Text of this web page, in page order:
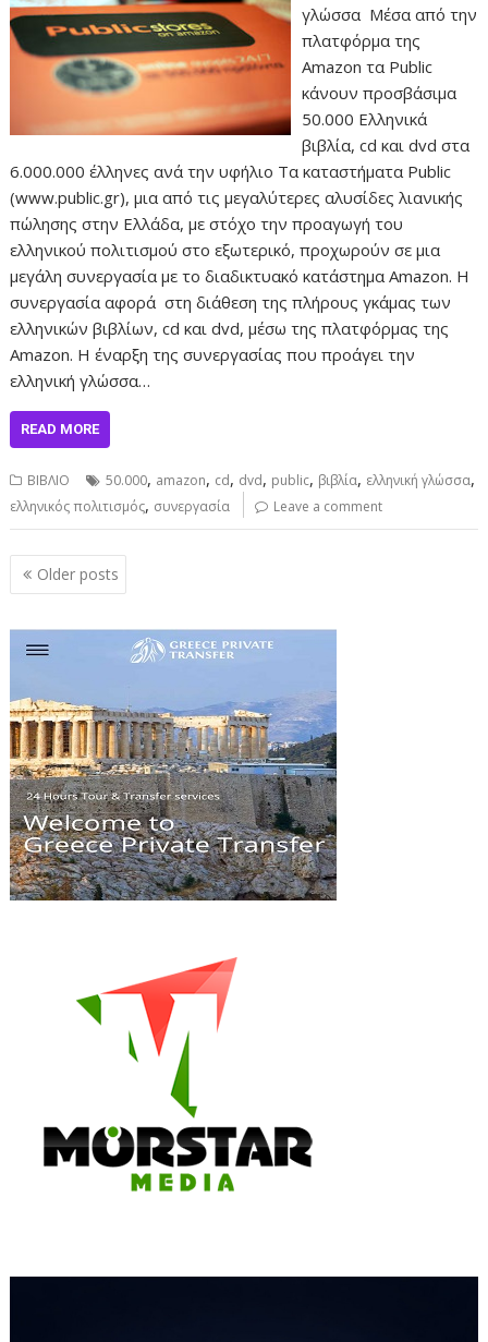
γλώσσα Μέσα από την
πλατφόρμα της
Amazon τα Public
κάνουν προσβάσιμα
50.000 Ελληνικά
βιβλία, cd και dvd στα
6.000.000 έλληνες ανά την υφήλιο Τα καταστήματα Public
(www.public.gr), μια από τις μεγαλύτερες αλυσίδες λιανικής
πώλησης στην Ελλάδα, με στόχο την προαγωγή του
ελληνικού πολιτισμού στο εξωτερικό, προχωρούν σε μια
μεγάλη συνεργασία με το διαδικτυακό κατάστημα Amazon. Η
συνεργασία αφορά στη διάθεση της πλήρους γκάμας των
ελληνικών βιβλίων, cd και dvd, μέσω της πλατφόρμας της
Amazon. Η έναρξη της συνεργασίας που προάγει την
ελληνική γλώσσα…
READ MORE
ΒΙΒΛΙΟ 50.000, amazon, cd, dvd, public, βιβλία, ελληνική γλώσσα,
ελληνικός πολιτισμός, συνεργασία Leave a comment
Posts
navigation
Older posts